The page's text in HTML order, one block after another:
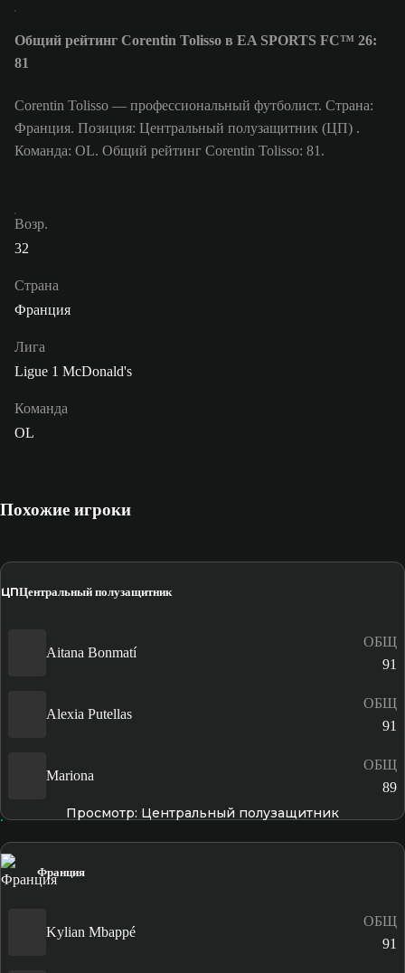
Общий рейтинг Corentin Tolisso в EA SPORTS FC™ 26:
81
Corentin Tolisso — профессиональный футболист. Страна:
Франция. Позиция: Центральный полузащитник (ЦП) .
Команда: OL. Общий рейтинг Corentin Tolisso: 81.
Возр.
32
Страна
Франция
Лига
Ligue 1 McDonald's
Команда
OL
Похожие игроки
ЦПЦентральный полузащитник
Aitana Bonmatí
ОБЩ
91
Alexia Putellas
ОБЩ
91
Mariona
ОБЩ
89
Просмотр: Центральный полузащитник
Франция
Kylian Mbappé
ОБЩ
91